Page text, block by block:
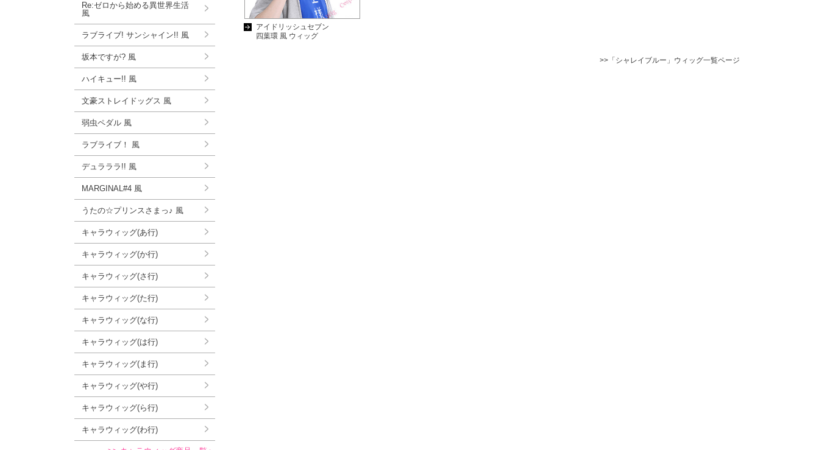
アイドリッシュセブン
四葉環 風 ウィッグ
>>「シャレイブルー」ウィッグ一覧ページ
Re:ゼロから始める異世界生活
風
ラブライブ! サンシャイン!! 風
坂本ですが? 風
ハイキュー!! 風
文豪ストレイドッグス 風
弱虫ペダル 風
ラブライブ！ 風
デュラララ!! 風
MARGINAL#4 風
うたの☆プリンスさまっ♪ 風
キャラウィッグ(あ行)
キャラウィッグ(か行)
キャラウィッグ(さ行)
キャラウィッグ(た行)
キャラウィッグ(な行)
キャラウィッグ(は行)
キャラウィッグ(ま行)
キャラウィッグ(や行)
キャラウィッグ(ら行)
キャラウィッグ(わ行)